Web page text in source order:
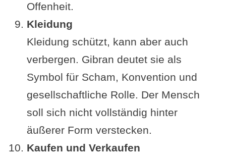
Offenheit.
Kleidung
Kleidung schützt, kann aber auch
verbergen. Gibran deutet sie als
Symbol für Scham, Konvention und
gesellschaftliche Rolle. Der Mensch
soll sich nicht vollständig hinter
äußerer Form verstecken.
Kaufen und Verkaufen